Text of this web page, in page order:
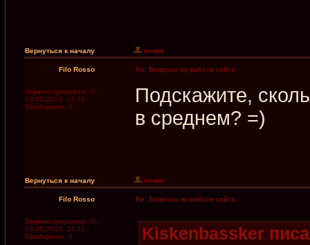
Вернуться к началу
Filo Rosso Re: Вопросы по работе сайта
Зарегистрирован: Пт
09.05.2014, 14:41
Сообщения: 3
Подскажите,
в среднем? =)
Вернуться к началу
Filo Rosso Re: Вопросы по работе сайта
Зарегистрирован: Пт
09.05.2014, 14:41
Сообщения: 3 Kiskenbassker